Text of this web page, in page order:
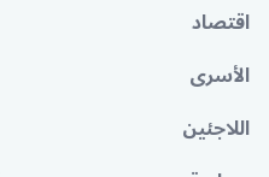
اقتصاد
الأسرى
اللاجئين